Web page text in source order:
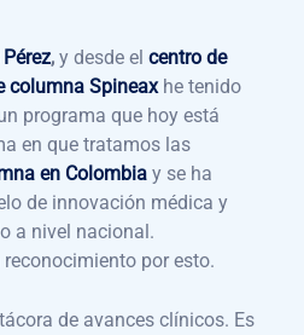
, y desde el centro de
columna Spineaxhe tenido
programa que hoy está
en que tratamos las
en Colombia y se ha
de innovación médica y
a nivel nacional.
por esto.
de avances clínicos. Es